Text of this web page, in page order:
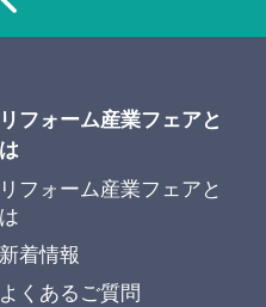
リフォーム産業フェアと
は
リフォーム産業フェアと
は
新着情報
よくあるご質問